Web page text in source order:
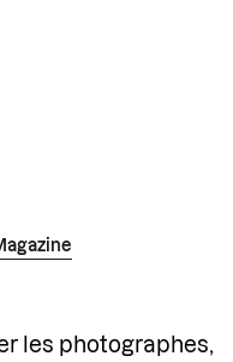
les photographes,